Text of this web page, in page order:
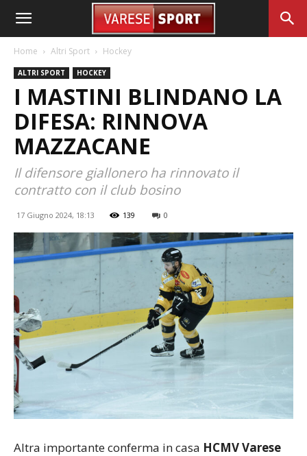
Home Altri Sport Hockey
ALTRI SPORT HOCKEY
I MASTINI BLINDANO LA
DIFESA: RINNOVA
MAZZACANE
Il difensore giallonero ha rinnovato il
contratto con il club bosino
17 Giugno 2024, 18:13 139 0
Altra importante conferma in casa HCMV Varese